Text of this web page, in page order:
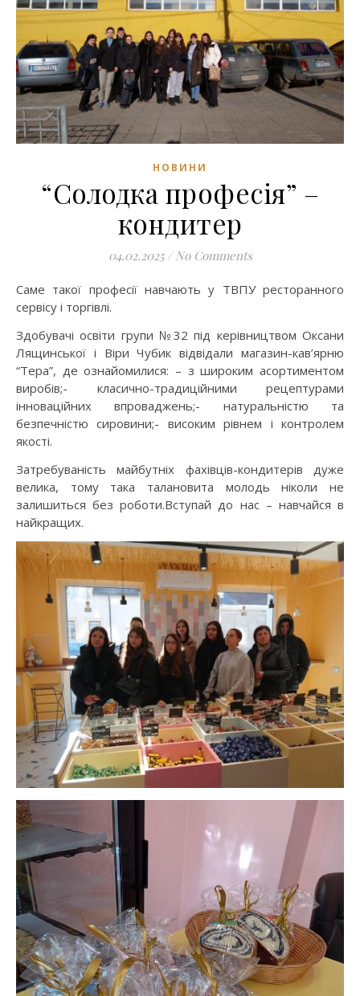
НОВИНИ
“Солодка професія” –
кондитер
04.02.2025 / No Comments
Саме такої професії навчають у ТВПУ ресторанного
сервісу і торгівлі.
Здобувачі освіти групи №32 під керівництвом Оксани
Лящинської і Віри Чубик відвідали магазин-кав’ярню
“Тера”, де ознайомилися: – з широким асортиментом
виробів;- класично-традиційними рецептурами
інноваційних впроваджень;- натуральністю та
безпечністю сировини;- високим рівнем і контролем
якості.
Затребуваність майбутніх фахівців-кондитерів дуже
велика, тому така талановита молодь ніколи не
залишиться без роботи.Вступай до нас – навчайся в
найкращих.